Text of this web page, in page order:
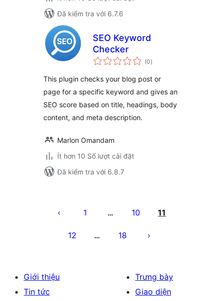
Đã kiểm tra với 6.7.6
SEO Keyword
Checker
(0tổng
đánh
)
This plugin checks your blog post or
page for a specific keyword and gives an
SEO score based on title, headings, body
content, and meta description.
Marlon Omandam
Ít hơn 10 Số lượt cài đặt
Đã kiểm tra với 6.8.7
trang
1 … 10 11
12 … 18
Giới thiệu
Tin tức
Trưng bày
Giao diện